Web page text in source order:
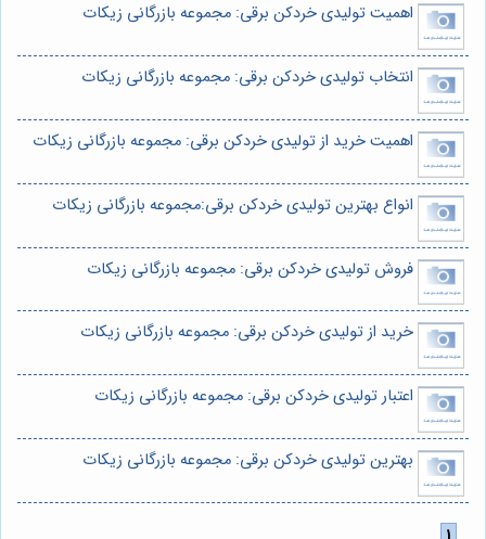
اهمیت تولیدی خردکن برقی: مجموعه بازرگانی زیکات
انتخاب تولیدی خردکن برقی: مجموعه بازرگانی زیکات
اهمیت خرید از تولیدی خردکن برقی: مجموعه بازرگانی زیکات
انواع بهترین تولیدی خردکن برقی:مجموعه بازرگانی زیکات
فروش تولیدی خردکن برقی: مجموعه بازرگانی زیکات
خرید از تولیدی خردکن برقی: مجموعه بازرگانی زیکات
اعتبار تولیدی خردکن برقی: مجموعه بازرگانی زیکات
بهترین تولیدی خردکن برقی: مجموعه بازرگانی زیکات